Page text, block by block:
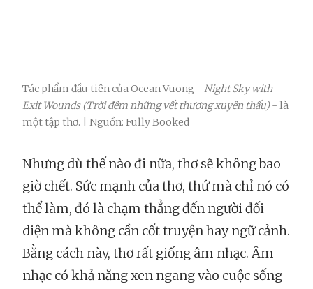
Tác phẩm đầu tiên của Ocean Vuong - Night Sky with
Exit Wounds (Trời đêm những vết thương xuyên thấu)- là
một tập thơ. | Nguồn: Fully Booked
Nhưng dù thế nào đi nữa, thơ sẽ không bao
giờ chết. Sức mạnh của thơ, thứ mà chỉ nó có
thể làm, đó là chạm thẳng đến người đối
diện mà không cần cốt truyện hay ngữ cảnh.
Bằng cách này, thơ rất giống âm nhạc. Âm
nhạc có khả năng xen ngang vào cuộc sống